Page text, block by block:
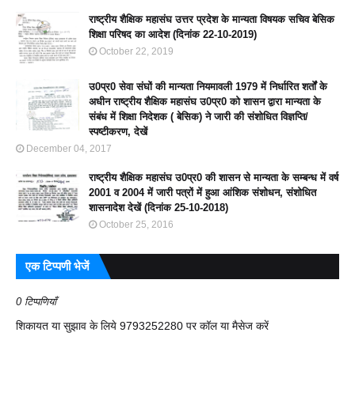
राष्ट्रीय शैक्षिक महासंघ उत्तर प्रदेश के मान्यता विषयक सचिव बेसिक
शिक्षा परिषद का आदेश (दिनांक 22-10-2019)
October 22, 2019
उ0प्र0 सेवा संघों की मान्यता नियमावली 1979 में निर्धारित शर्तों के
अधीन राष्ट्रीय शैक्षिक महासंघ उ0प्र0 को शासन द्वारा मान्यता के
संबंध में शिक्षा निदेशक ( बेसिक) ने जारी की संशोधित विज्ञप्ति/
स्पष्टीकरण, देखें
December 04, 2017
राष्ट्रीय शैक्षिक महासंघ उ0प्र0 की शासन से मान्यता के सम्बन्ध में वर्ष
2001 व 2004 में जारी पत्रों में हुआ आंशिक संशोधन, संशोधित
शासनादेश देखें (दिनांक 25-10-2018)
October 25, 2016
एक टिप्पणी भेजें
0 टिप्पणियाँ
शिकायत या सुझाव के लिये 9793252280 पर कॉल या मैसेज करें